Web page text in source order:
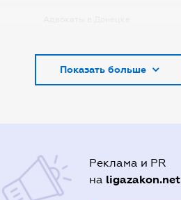
Адвокаты в Киеве
Адвокаты в Полтаве
Адвокаты в Харькове
Показать больше
Реклама и PR
на ligazakon.net